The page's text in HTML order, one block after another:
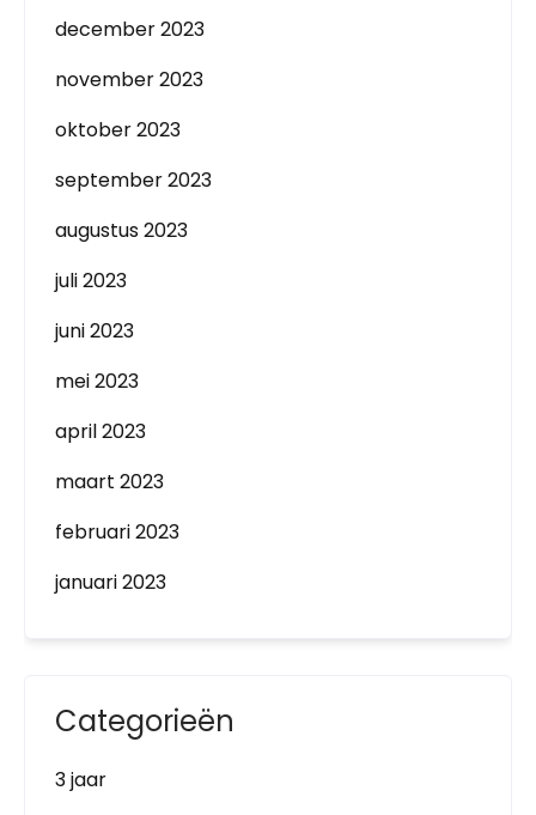
december 2023
november 2023
oktober 2023
september 2023
augustus 2023
juli 2023
juni 2023
mei 2023
april 2023
maart 2023
februari 2023
januari 2023
Categorieën
3 jaar